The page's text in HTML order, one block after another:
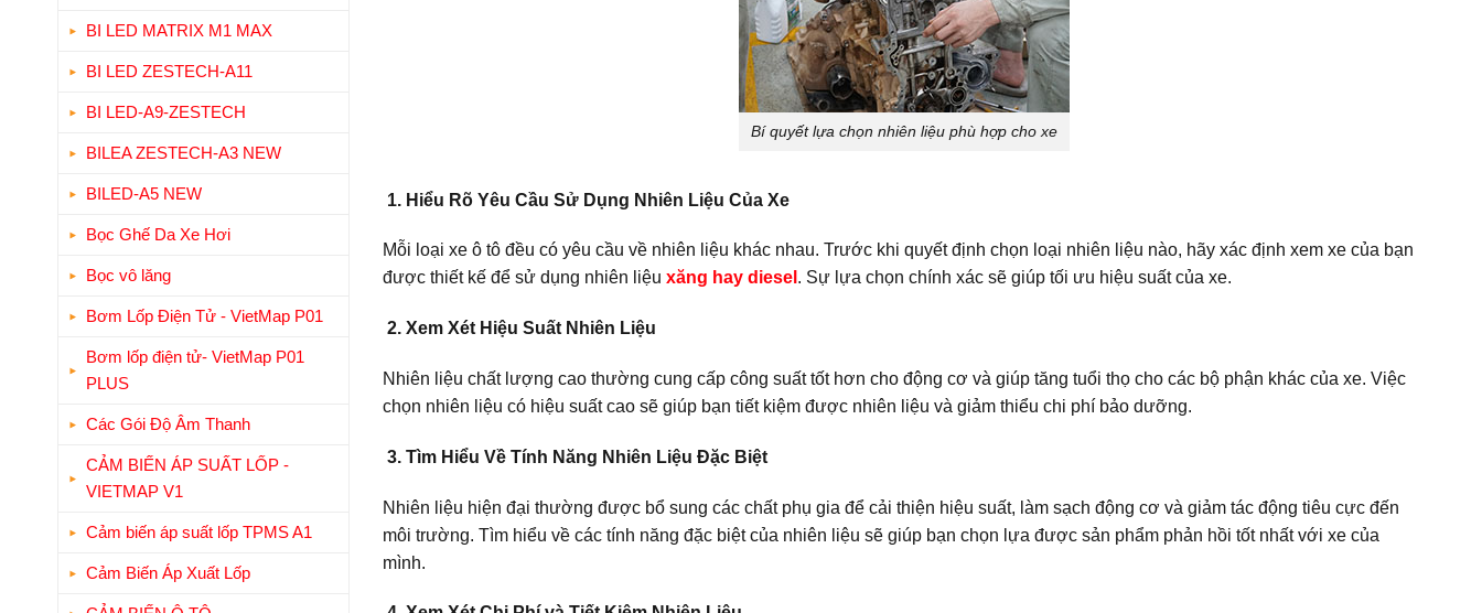
BI LED MATRIX M1 MAX
BI LED ZESTECH-A11
BI LED-A9-ZESTECH
BILEA ZESTECH-A3 NEW
BILED-A5 NEW
Bọc Ghế Da Xe Hơi
Bọc vô lăng
Bơm Lốp Điện Tử - VietMap P01
Bơm lốp điện tử- VietMap P01
PLUS
Các Gói Độ Âm Thanh
CẢM BIẾN ÁP SUẤT LỐP -
VIETMAP V1
Cảm biến áp suất lốp TPMS A1
Cảm Biến Áp Xuất Lốp
Bí quyết lựa chọn nhiên liệu phù hợp cho xe
1. Hiểu Rõ Yêu Cầu Sử Dụng Nhiên Liệu Của Xe
Mỗi loại xe ô tô đều có yêu cầu về nhiên liệu khác nhau. Trước khi quyết định chọn loại nhiên liệu nào, hãy xác định xem xe của bạn
được thiết kế để sử dụng nhiên liệu xăng hay diesel . Sự lựa chọn chính xác sẽ giúp tối ưu hiệu suất của xe.
2. Xem Xét Hiệu Suất Nhiên Liệu
Nhiên liệu chất lượng cao thường cung cấp công suất tốt hơn cho động cơ và giúp tăng tuổi thọ cho các bộ phận khác của xe. Việc
chọn nhiên liệu có hiệu suất cao sẽ giúp bạn tiết kiệm được nhiên liệu và giảm thiểu chi phí bảo dưỡng.
3. Tìm Hiểu Về Tính Năng Nhiên Liệu Đặc Biệt
Nhiên liệu hiện đại thường được bổ sung các chất phụ gia để cải thiện hiệu suất, làm sạch động cơ và giảm tác động tiêu cực đến
môi trường. Tìm hiểu về các tính năng đặc biệt của nhiên liệu sẽ giúp bạn chọn lựa được sản phẩm phản hồi tốt nhất với xe của
mình.